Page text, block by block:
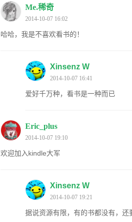
Me.稀奇
2014-10-07 16:02
哈哈，我是不喜欢看书的！
Xinsenz W
2014-10-07 16:41
爱好千万种，看书是一种而已
Eric_plus
2014-10-07 19:10
欢迎加入kindle大军
Xinsenz W
2014-10-07 19:21
据说资源有限，有的书都没有，还